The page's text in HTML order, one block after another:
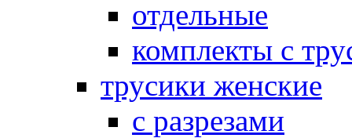
отдельные
комплекты с
трусики женские
с разрезами